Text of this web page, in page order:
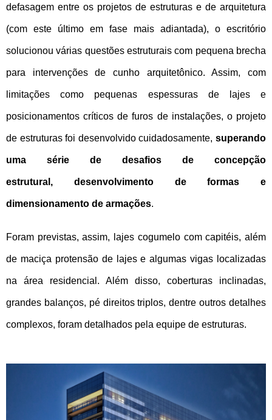
defasagem entre os projetos de estruturas e de arquitetura
(com este último em fase mais adiantada), o escritório
solucionou várias questões estruturais com pequena brecha
para intervenções de cunho arquitetônico. Assim, com
limitações como pequenas espessuras de lajes e
posicionamentos críticos de furos de instalações, o projeto
de estruturas foi desenvolvido cuidadosamente, superando
uma série de desafios de concepção
estrutural, desenvolvimento de formas e
dimensionamento de armações.
Foram previstas, assim, lajes cogumelo com capitéis, além
de maciça protensão de lajes e algumas vigas localizadas
na área residencial. Além disso, coberturas inclinadas,
grandes balanços, pé direitos triplos, dentre outros detalhes
complexos, foram detalhados pela equipe de estruturas.